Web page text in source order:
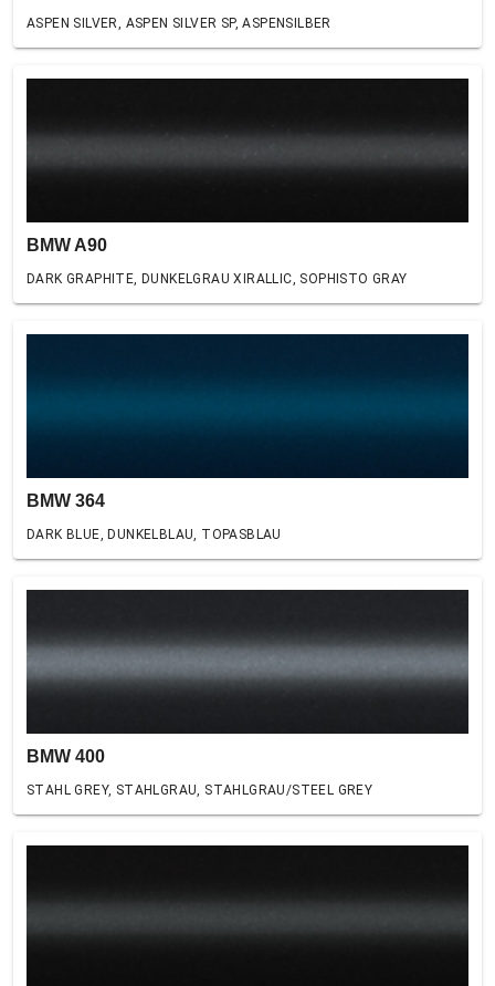
ASPEN SILVER, ASPEN SILVER SP, ASPENSILBER
BMW A90
DARK GRAPHITE, DUNKELGRAU XIRALLIC, SOPHISTO GRAY
BMW 364
DARK BLUE, DUNKELBLAU, TOPASBLAU
BMW 400
STAHL GREY, STAHLGRAU, STAHLGRAU/STEEL GREY